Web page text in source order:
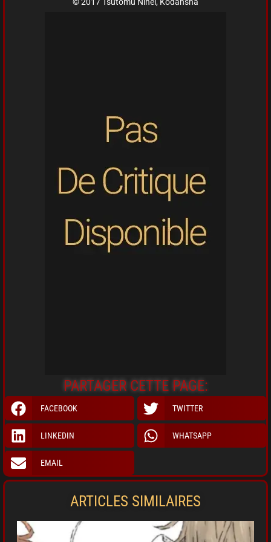
PARTAGER CETTE PAGE:
FACEBOOK TWITTER
LINKEDIN WHATSAPP
EMAIL
ARTICLES SIMILAIRES